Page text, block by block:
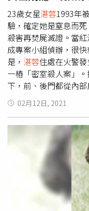
引發轟動。
23歲女星湛蓉1993年
驗，確定她是窒息而
殺害再焚屍滅證。當
成專案小組偵辦，很
是， 湛蓉住處在火警
一樁「密室殺人案」
下，前、後門都從內
行破窗才能進入屋內
入跡象；儘管如此，
等也是不爭的事實，
重要的是究竟是誰下
平常鮮少與鄰居互動。
湛蓉
生前行蹤、家
命案現場是
本人
很少交流，幾乎沒人
的筆記本，整理出約
出其中一人高度吻合
02月12日, 2021